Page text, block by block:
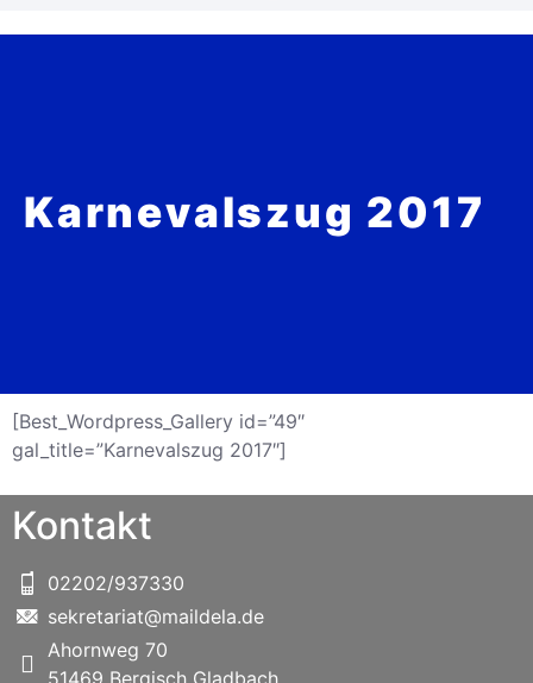
Karnevalszug 2017
[Best_Wordpress_Gallery id=”49″
gal_title=”Karnevalszug 2017″]
Kontakt
02202/937330
sekretariat@maildela.de
Ahornweg 70
51469 Bergisch Gladbach